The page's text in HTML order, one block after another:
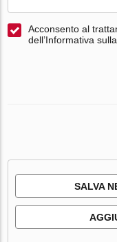
Acconsento al
dell’Informativa
SALVA